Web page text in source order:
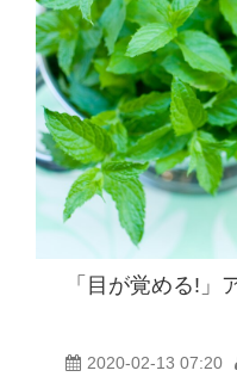
「目が覚める!」
2020-02-13 07:20